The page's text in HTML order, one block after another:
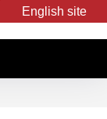
English site